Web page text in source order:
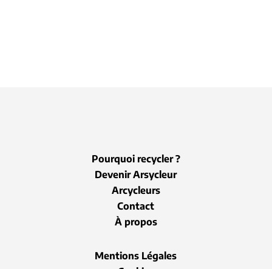
Pourquoi recycler ?
Devenir Arsycleur
Arcycleurs
Contact
À propos
Mentions Légales